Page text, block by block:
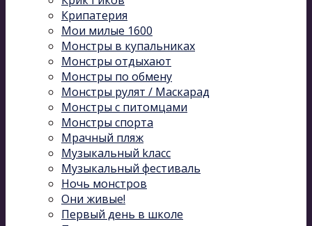
Крипатерия
Мои милые 1600
Монстры в купальниках
Монстры отдыхают
Монстры по обмену
Монстры рулят / Маскарад
Монстры с питомцами
Монстры спорта
Мрачный пляж
Музыкальный kласс
Музыкальный фестиваль
Ночь монстров
Они живые!
Первый день в школе